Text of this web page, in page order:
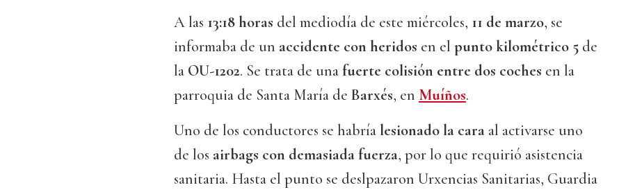
A las 13:18 horas del mediodía de este miércoles, 11 de marzo, se
informaba de un accidente con heridos en el punto kilométrico 5 de
la OU-1202. Se trata de unafuerte colisión entre dos coches en la
parroquia de Santa María de Barxés, en Muíños.
Uno de los conductores se habría lesionado la cara al activarse uno
de los airbags con demasiada fuerza, por lo que requirió asistencia
sanitaria. Hasta el punto se deslpazaron Urxencias Sanitarias, Guardia